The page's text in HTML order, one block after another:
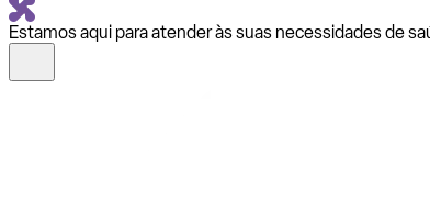
Estamos aqui para atender às suas necessidades de